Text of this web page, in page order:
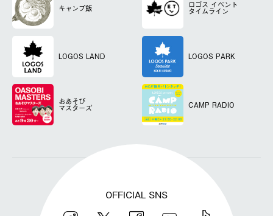
キャンプ飯 ロゴス イベント
タイムライン
LOGOS LAND LOGOS PARK
おあそび
マスターズ CAMP RADIO
OFFICIAL SNS